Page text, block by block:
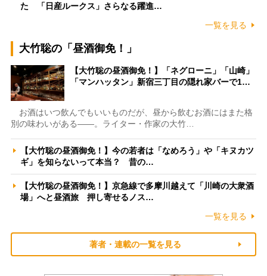
た 「日産ルークス」さらなる躍進…
一覧を見る
大竹聡の「昼酒御免！」
【大竹聡の昼酒御免！】「ネグローニ」「山崎」
「マンハッタン」新宿三丁目の隠れ家バーで1…
お酒はいつ飲んでもいいものだが、昼から飲むお酒にはまた格
別の味わいがある――。ライター・作家の大竹…
【大竹聡の昼酒御免！】今の若者は「なめろう」や「キヌカツ
ギ」を知らないって本当？ 昔の…
【大竹聡の昼酒御免！】京急線で多摩川越えて「川崎の大衆酒
場」へと昼酒旅 押し寄せるノス…
一覧を見る
著者・連載の一覧を見る